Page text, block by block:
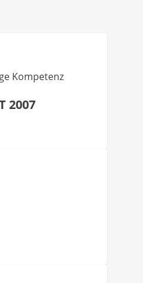
Kompetenz
2007